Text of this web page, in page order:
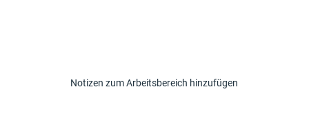
Notizen zum Arbeitsbereich hinzufügen